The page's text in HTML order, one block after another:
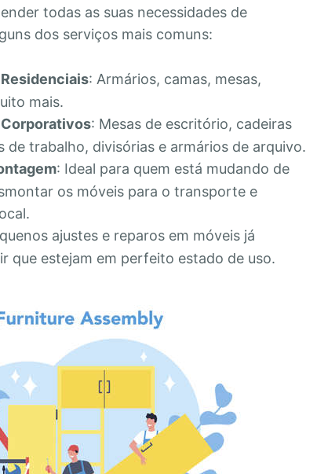
todas as suas necessidades de
dos serviços mais comuns:
: Armários, camas, mesas,
mais.
: Mesas de escritório, cadeiras
de trabalho, divisórias e armários de arquivo.
: Ideal para quem está mudando de
os móveis para o transporte e
ajustes e reparos em móveis já
que estejam em perfeito estado de uso.